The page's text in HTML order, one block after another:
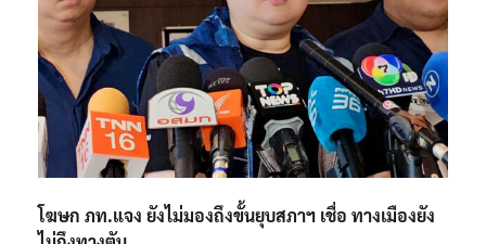
โฆษก ภท.แจง ยังไม่มองถึงขั้นยุบสภาฯ เชื่อ ทางเมืองยัง